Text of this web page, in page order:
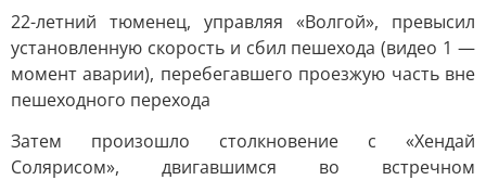
22-летний тюменец, управляя «Волгой», превысил
установленную скорость и сбил пешехода (видео 1 —
момент аварии), перебегавшего проезжую часть вне
пешеходного перехода
Затем произошло столкновение с «Хендай
Солярисом», двигавшимся во встречном